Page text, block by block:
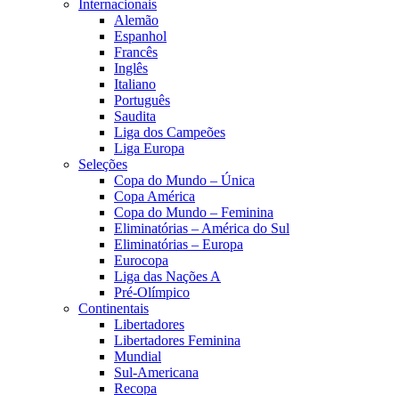
Internacionais
Alemão
Espanhol
Francês
Inglês
Italiano
Português
Saudita
Liga dos Campeões
Liga Europa
Seleções
Copa do Mundo – Única
Copa América
Copa do Mundo – Feminina
Eliminatórias – América do Sul
Eliminatórias – Europa
Eurocopa
Liga das Nações A
Pré-Olímpico
Continentais
Libertadores
Libertadores Feminina
Mundial
Sul-Americana
Recopa